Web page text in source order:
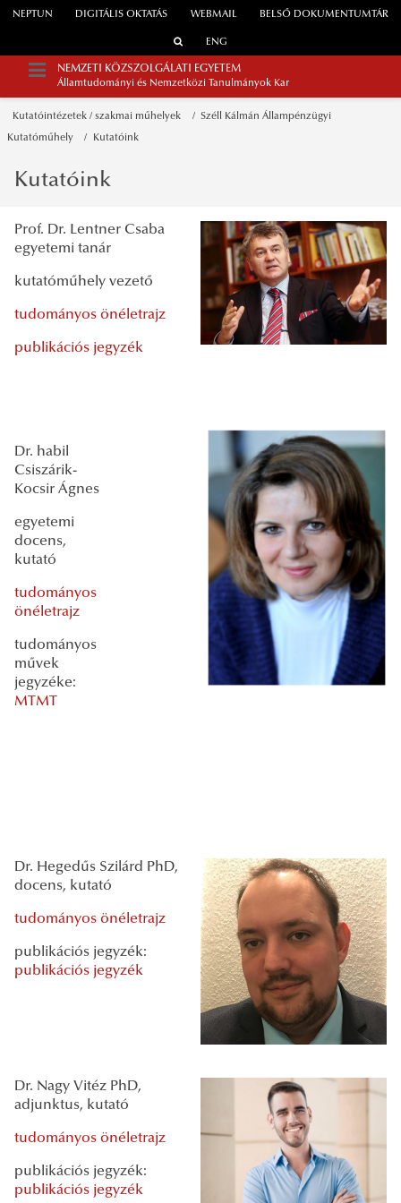
WEBMAIL
NEPTUN DIGITÁLIS OKTATÁS BELSŐ DOKUMENTUMTÁR
ENG
NEMZETI KÖZSZOLGÁLATI EGYETEM
Államtudományi és Nemzetközi Tanulmányok Kar
Kutatóintézetek / szakmai műhelyek Széll Kálmán Állampénzügyi
Kutatóműhely Kutatóink
Kutatóink
Prof. Dr. Lentner Csaba
egyetemi tanár
kutatóműhely vezető
tudományos önéletrajz
publikációs jegyzék
Dr. habil
Csiszárik-
Kocsir Ágnes
egyetemi
docens,
kutató
tudományos
önéletrajz
tudományos
művek
jegyzéke:
MTMT
Dr. Hegedűs Szilárd PhD,
docens, kutató
tudományos önéletrajz
publikációs jegyzék:
publikációs jegyzék
Dr. Nagy Vitéz PhD,
adjunktus, kutató
tudományos önéletrajz
publikációs jegyzék:
publikációs jegyzék